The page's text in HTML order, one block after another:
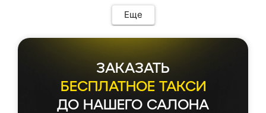
Еще
ЗАКАЗАТЬ
БЕСПЛАТНОЕ ТАКСИ
ДО НАШЕГО САЛОНА